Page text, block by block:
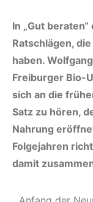
In „Gut
Ratschlägen,
haben.
Freiburger Bio-
sich an die
Satz zu hören,
Nahrung
Folgejahren
damit